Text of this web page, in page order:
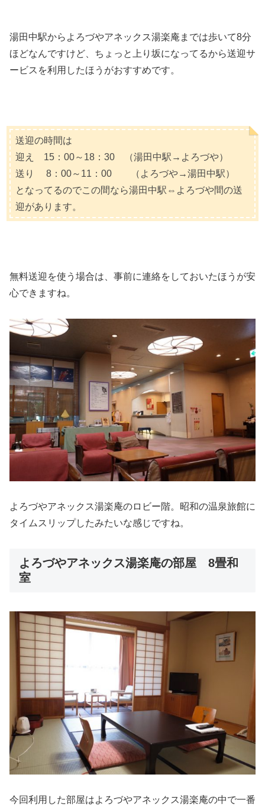
湯田中駅からよろづやアネックス湯楽庵までは歩いて8分
ほどなんですけど、ちょっと上り坂になってるから送迎サ
ービスを利用したほうがおすすめです。
送迎の時間は
迎え 15：00～18：30 （湯田中駅→よろづや）
送り 8：00～11：00 （よろづや→湯田中駅）
となってるのでこの間なら湯田中駅⇔よろづや間の送
迎があります。
無料送迎を使う場合は、事前に連絡をしておいたほうが安
心できますね。
よろづやアネックス湯楽庵のロビー階。昭和の温泉旅館に
タイムスリップしたみたいな感じですね。
よろづやアネックス湯楽庵の部屋 8畳和
室
今回利用した部屋はよろづやアネックス湯楽庵の中で一番